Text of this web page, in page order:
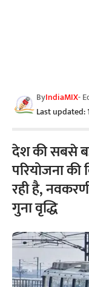
Last updated:
ByIndiaMIX-
देश की सबसे
परियोजना की
रही है,
गुना वृद्धि